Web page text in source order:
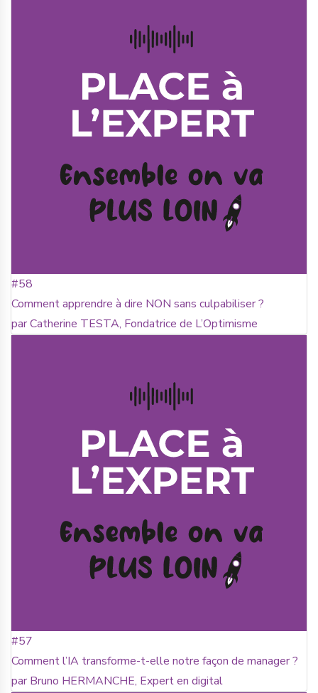
#58
Comment apprendre à dire NON sans culpabiliser ?
par Catherine TESTA, Fondatrice de L’Optimisme
#57
Comment l’IA transforme-t-elle notre façon de manager ?
par Bruno HERMANCHE, Expert en digital